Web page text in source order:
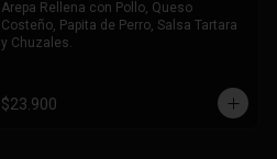
Arepa Rellena con Pollo, Queso
Costeño, Papita de Perro, Salsa Tartara
y Chuzales.
$23.900